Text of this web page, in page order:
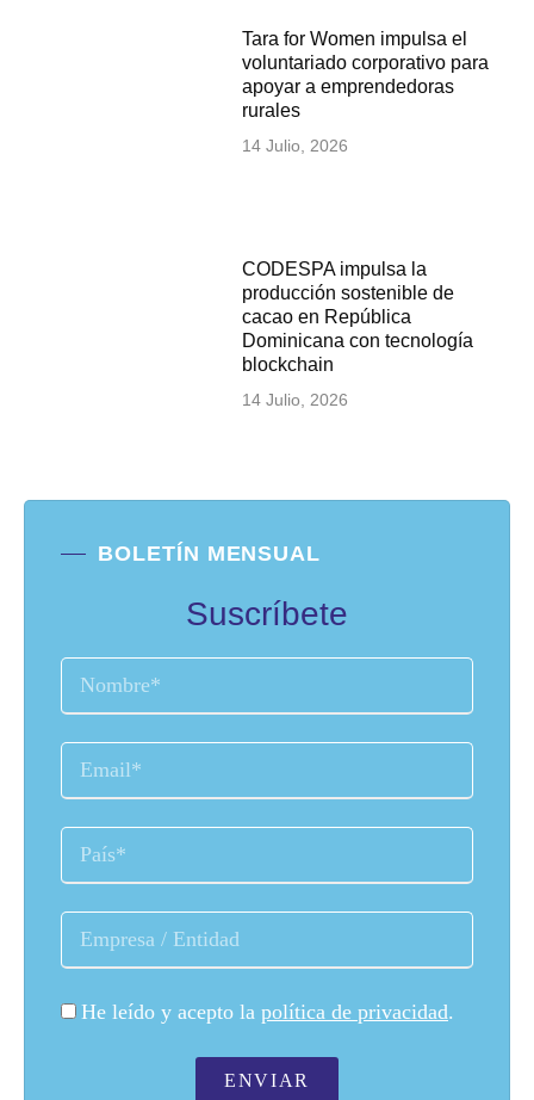
Tara for Women impulsa el
voluntariado corporativo para
apoyar a emprendedoras
rurales
14 Julio, 2026
CODESPA impulsa la
producción sostenible de
cacao en República
Dominicana con tecnología
blockchain
14 Julio, 2026
BOLETÍN MENSUAL
Suscríbete
He leído y acepto la política de privacidad.
ENVIAR